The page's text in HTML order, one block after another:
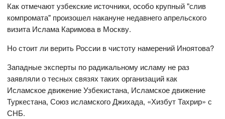
Как отмечают узбекские источники, особо крупный "слив
компромата" произошел накануне недавнего апрельского
визита Ислама Каримова в Москву.
Но стоит ли верить России в чистоту намерений Иноятова?
Западные эксперты по радикальному исламу не раз
заявляли о тесных связях таких организаций как
Исламское движение Узбекистана, Исламское движение
Туркестана, Союз исламского Джихада, «Хизбут Тахрир» с
СНБ.